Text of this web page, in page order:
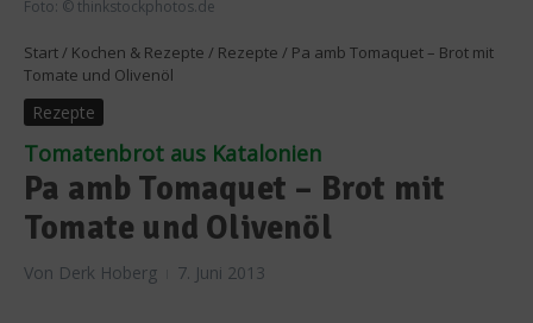
Foto: © thinkstockphotos.de
Start / Kochen & Rezepte / Rezepte / Pa amb Tomaquet – Brot mit
Tomate und Olivenöl
Rezepte
Tomatenbrot aus Katalonien
Pa amb Tomaquet – Brot mit
Tomate und Olivenöl
Von Derk Hoberg 7. Juni 2013